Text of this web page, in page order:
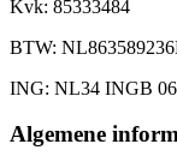
Kvk: 85333484
BTW:
ING: NL34 INGB
Algemene